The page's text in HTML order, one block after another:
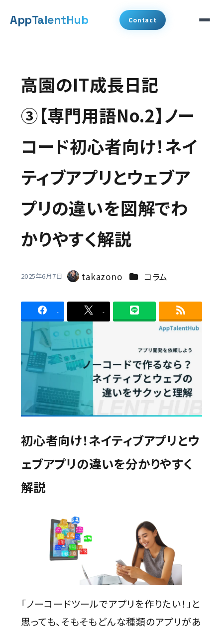
メ
AppTalentHub Contact
代表挨拶
事例
コラム
お知らせ
会社概要
Contact
高園のIT成長日記
③【専門用語No.2】ノー
コード初心者向け！ネイ
ティブアプリとウェブア
プリの違いを図解でわ
かりやすく解説
2025年6月7日
著
者
takazono カテゴリー
コラム
- -
初心者向け！ネイティブアプリとウ
ェブアプリの違いを分かりやすく
解説
「ノーコードツールでアプリを作りたい！」と
思っても、そもそもどんな種類のアプリがあ